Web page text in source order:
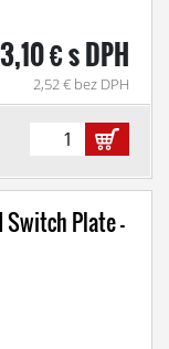
3,10 € s DPH
2,52 € bez DPH
Switch Plate -